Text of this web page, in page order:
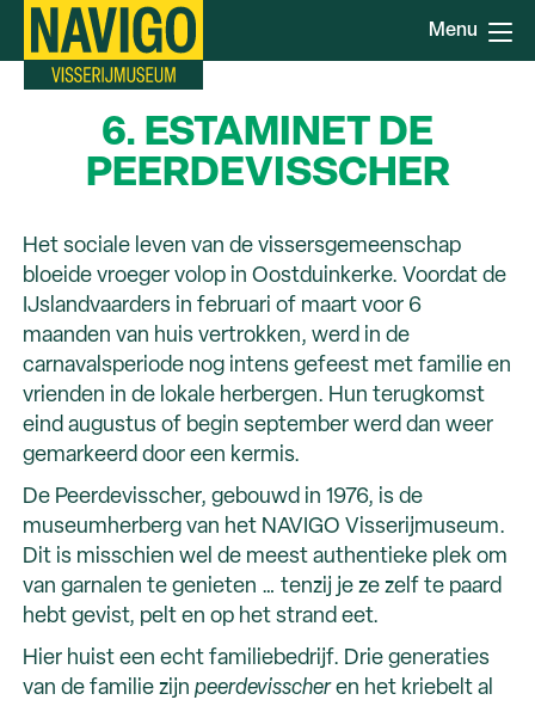
Overslaan
Menu
6. ESTAMINET DE
PEERDEVISSCHER
Het sociale leven van de vissersgemeenschap
bloeide vroeger volop in Oostduinkerke. Voordat de
IJslandvaarders in februari of maart voor 6
maanden van huis vertrokken, werd in de
carnavalsperiode nog intens gefeest met familie en
vrienden in de lokale herbergen. Hun terugkomst
eind augustus of begin september werd dan weer
gemarkeerd door een kermis.
De Peerdevisscher, gebouwd in 1976, is de
museumherberg van het NAVIGO Visserijmuseum.
Dit is misschien wel de meest authentieke plek om
van garnalen te genieten … tenzij je ze zelf te paard
hebt gevist, pelt en op het strand eet.
Hier huist een echt familiebedrijf. Drie generaties
van de familie zijn peerdevisscheren het kriebelt al